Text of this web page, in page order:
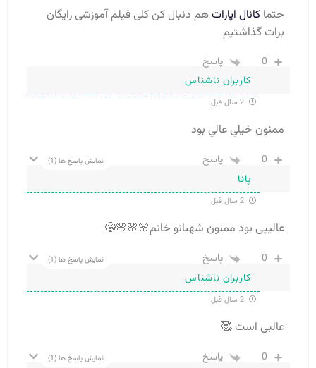
حتماکانال اپاراتهم دنبال کن کلی فیلم آموزشی رایگان
برات گذاشتیم
0
پاسخ
کاربران ناشناس
2 سال قبل
ممنون خيلي عالي بود
0 پاسخ نمایش پاسخ ها(1)
پانا
2 سال قبل
عالییی بود ممنون شهبانو خانم🌸🌸🌸😘
0 پاسخ نمایش پاسخ ها(1)
کاربران ناشناس
2 سال قبل
عالبی است 🥰
0 پاسخ نمایش پاسخ ها(1)